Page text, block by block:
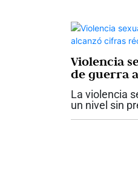
Violencia
de guerra
el último
La violencia
un nivel sin
acuerdo con